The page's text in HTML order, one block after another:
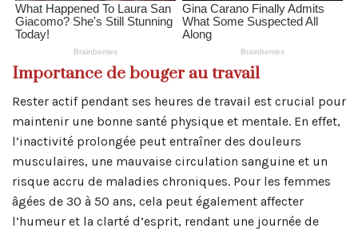
Importance de bouger au travail
Rester actif pendant ses heures de travail est crucial pour
maintenir une bonne santé physique et mentale. En effet,
l’inactivité prolongée peut entraîner des douleurs
musculaires, une mauvaise circulation sanguine et un
risque accru de maladies chroniques. Pour les femmes
âgées de 30 à 50 ans, cela peut également affecter
l’humeur et la clarté d’esprit, rendant une journée de